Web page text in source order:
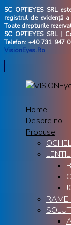
SC OPTIEYES SRL
registrul de evidență
Toate drepturile
SC OPTIEYES SRL |
Telefon: +40 731 947
VisionEyes.Ro
Home
Despre noi
Produse
RAME